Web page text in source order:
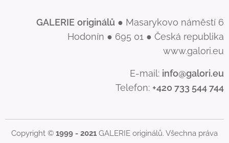
GALERIE originálů ● Masarykovo náměstí 6
Hodonín ● 695 01 ● Česká republika
www.galori.eu
E-mail: info@galori.eu
Telefon: +420 733 544 744
Copyright © 1999 - 2021 GALERIE originálů. Všechna práva